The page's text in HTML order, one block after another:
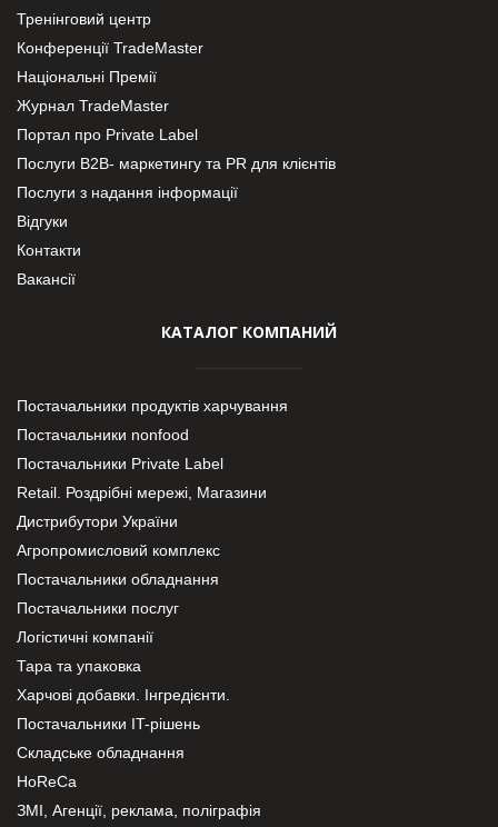
Тренінговий центр
Конференції TradeMaster
Національні Премії
Журнал TradeMaster
Портал про Private Label
Послуги В2В- маркетингу та PR для клієнтів
Послуги з надання інформації
Відгуки
Контакти
Вакансії
КАТАЛОГ КОМПАНИЙ
Постачальники продуктів харчування
Постачальники nonfood
Постачальники Private Label
Retail. Роздрібні мережі, Магазини
Дистрибутори України
Агропромисловий комплекс
Постачальники обладнання
Постачальники послуг
Логістичні компанії
Тара та упаковка
Харчові добавки. Інгредієнти.
Постачальники IT-рішень
Складське обладнання
HoReCa
ЗМІ, Агенції, реклама, поліграфія